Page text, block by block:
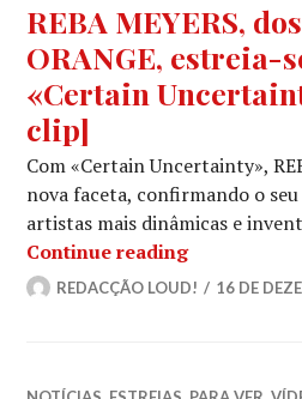
REBA MEYERS,
ORANGE, estreia-
«Certain
clip]
Com «Certain Uncertainty»,
nova faceta, confirmando o
artistas mais dinâmicas e
Continue readingREBA
REDACÇÃO LOUD! 16 DE